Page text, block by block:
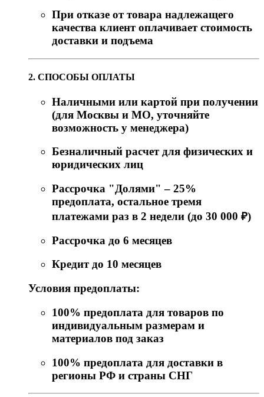
При отказе от товара надлежащего
качества клиент оплачивает стоимость
доставки и подъема
2. СПОСОБЫ ОПЛАТЫ
Наличными или картой при получении
(для Москвы и МО, уточняйте
возможность у менеджера)
Безналичный расчет для физических и
юридических лиц
Рассрочка "Долями" – 25%
предоплата, остальное тремя
платежами раз в 2 недели (до 30 000 ₽)
Рассрочка до 6 месяцев
Кредит до 10 месяцев
Условия предоплаты:
100% предоплата для товаров по
индивидуальным размерам и
материалов под заказ
100% предоплата для доставки в
регионы РФ и страны СНГ